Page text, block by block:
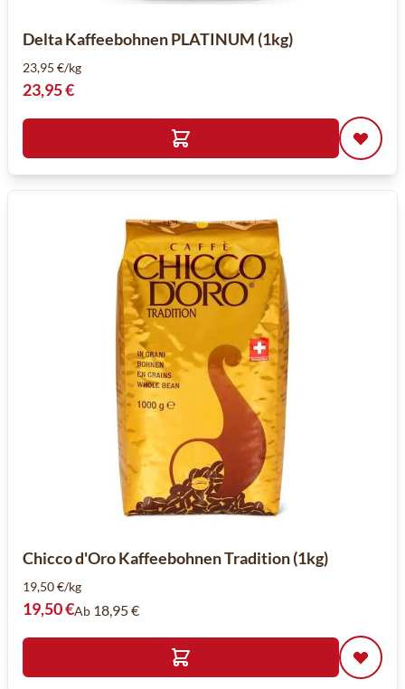
Delta Kaffeebohnen PLATINUM (1kg)
23,95 €/kg
23,95 €
Chicco d'Oro Kaffeebohnen Tradition (1kg)
19,50 €/kg
19,50 €Ab 18,95 €